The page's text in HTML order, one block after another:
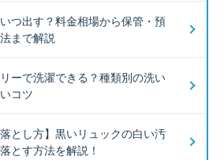
つ出す？料金相場から保管・預
まで解説
ーで洗濯できる？種類別の洗い
コツ
とし方】黒いリュックの白い汚
とす方法を解説！